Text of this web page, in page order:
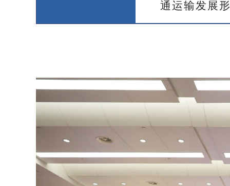
通运输发展